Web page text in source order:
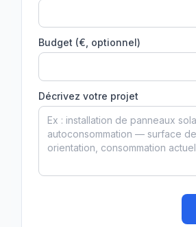
Budget (€, optionnel)
Décrivez votre projet